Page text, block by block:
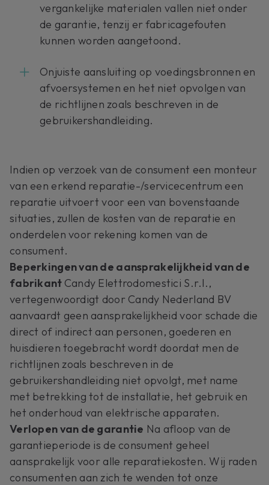
vergankelijke materialen vallen niet onder
de garantie, tenzij er fabricagefouten
kunnen worden aangetoond.
Onjuiste aansluiting op voedingsbronnen en
afvoersystemen en het niet opvolgen van
de richtlijnen zoals beschreven in de
gebruikershandleiding.
Indien op verzoek van de consument een monteur
van een erkend reparatie-/servicecentrum een
reparatie uitvoert voor een van bovenstaande
situaties, zullen de kosten van de reparatie en
onderdelen voor rekening komen van de
consument.
Beperkingen van de aansprakelijkheid van de
fabrikant Candy Elettrodomestici S.r.l.,
vertegenwoordigt door Candy Nederland BV
aanvaardt geen aansprakelijkheid voor schade die
direct of indirect aan personen, goederen en
huisdieren toegebracht wordt doordat men de
richtlijnen zoals beschreven in de
gebruikershandleiding niet opvolgt, met name
met betrekking tot de installatie, het gebruik en
het onderhoud van elektrische apparaten.
Verlopen van de garantie Na afloop van de
garantieperiode is de consument geheel
aansprakelijk voor alle reparatiekosten. Wij raden
consumenten aan zich te wenden tot onze